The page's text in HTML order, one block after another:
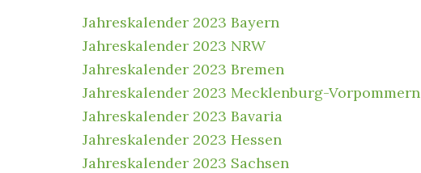
Jahreskalender 2023 Bayern
Jahreskalender 2023 NRW
Jahreskalender 2023 Bremen
Jahreskalender 2023 Mecklenburg-Vorpommern
Jahreskalender 2023 Bavaria
Jahreskalender 2023 Hessen
Jahreskalender 2023 Sachsen